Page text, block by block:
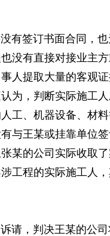
签订书面合同，也
没有直接对接业主
人提取大量的客观
为，判断实际施工
工、机器设备、材
与王某或挂靠单位
某的公司实际收取
工程的实际施工人
，判决王某的公司